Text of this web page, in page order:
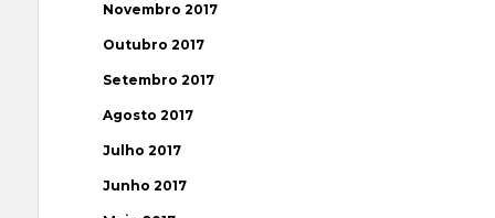
Novembro 2017
Outubro 2017
Setembro 2017
Agosto 2017
Julho 2017
Junho 2017